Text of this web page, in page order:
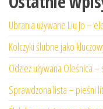
Ubrania używane Liu Jo –
Kolczyki ślubne jako
Odzież używana Oleśnica
Sprawdzona lista – pieśni